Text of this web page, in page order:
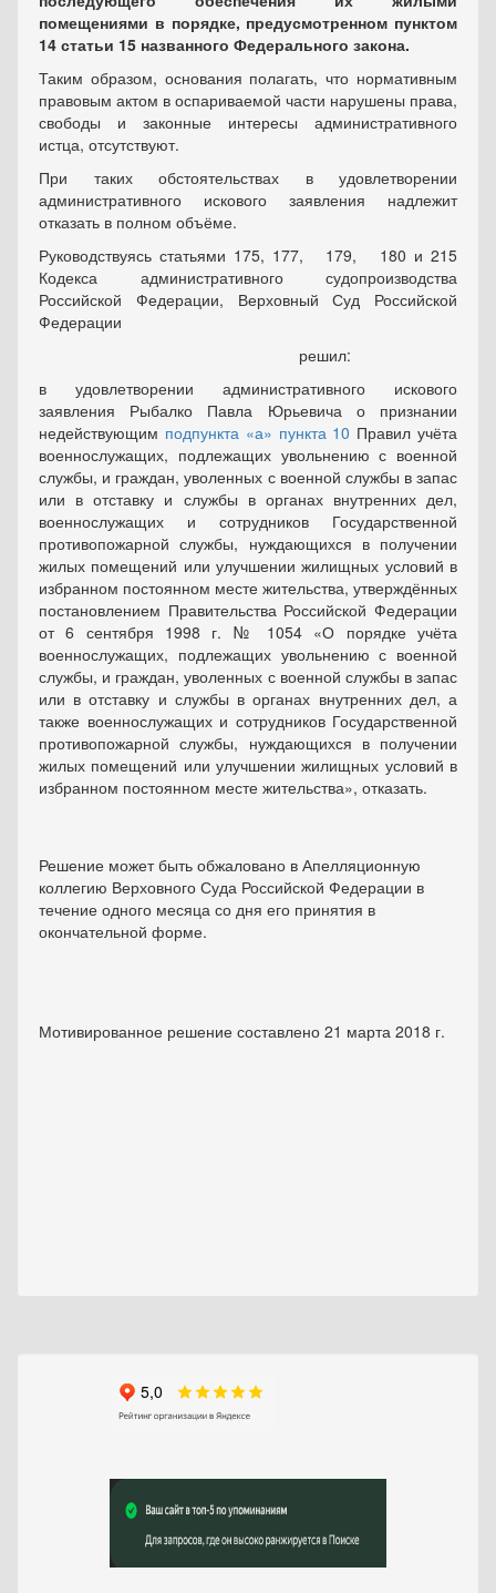
помещениями в порядке, предусмотренном пунктом
14 статьи 15 названного Федерального закона.
Таким образом, основания полагать, что нормативным
правовым актом в оспариваемой части нарушены права,
свободы и законные интересы административного
истца, отсутствуют.
При таких обстоятельствах в удовлетворении
административного искового заявления надлежит
отказать в полном объёме.
Руководствуясь статьями 175, 177, 179, 180 и 215
Кодекса административного судопроизводства
Российской Федерации, Верховный Суд Российской
Федерации
решил:
в удовлетворении административного искового
заявления Рыбалко Павла Юрьевича о признании
недействующим подпункта «а» пункта 10 Правил учёта
военнослужащих, подлежащих увольнению с военной
службы, и граждан, уволенных с военной службы в запас
или в отставку и службы в органах внутренних дел,
военнослужащих и сотрудников Государственной
противопожарной службы, нуждающихся в получении
жилых помещений или улучшении жилищных условий в
избранном постоянном месте жительства, утверждённых
постановлением Правительства Российской Федерации
от 6 сентября 1998 г. № 1054 «О порядке учёта
военнослужащих, подлежащих увольнению с военной
службы, и граждан, уволенных с военной службы в запас
или в отставку и службы в органах внутренних дел, а
также военнослужащих и сотрудников Государственной
противопожарной службы, нуждающихся в получении
жилых помещений или улучшении жилищных условий в
избранном постоянном месте жительства», отказать.
Решение может быть обжаловано в Апелляционную
коллегию Верховного Суда Российской Федерации в
течение одного месяца со дня его принятия в
окончательной форме.
Мотивированное решение составлено 21 марта 2018 г.